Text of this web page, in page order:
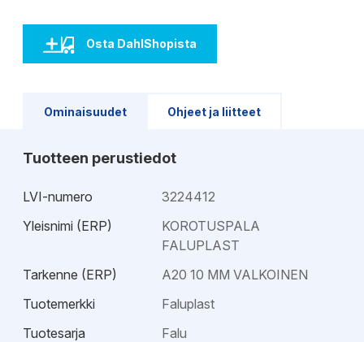
Osta DahlShopista
Ominaisuudet Ohjeet ja liitteet
Tuotteen perustiedot
LVI-numero
3224412
Yleisnimi (ERP)
KOROTUSPALA
FALUPLAST
Tarkenne (ERP)
A20 10 MM VALKOINEN
Tuotemerkki
Faluplast
Tuotesarja
Falu